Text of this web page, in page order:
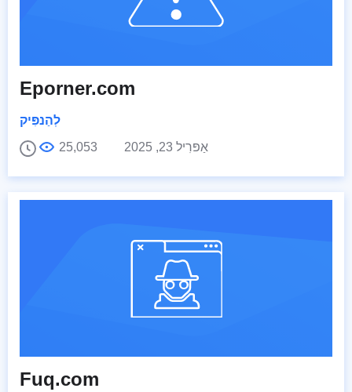
Eporner.com
לְהַנפִּיק
אַפּרִיל 23, 2025
25,053
Fuq.com